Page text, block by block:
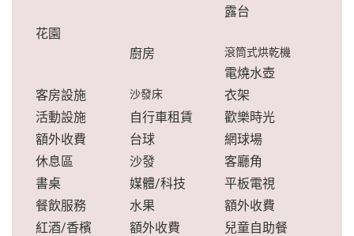
露台
花園
廚房
滾筒式烘乾機
電燒水壺
客房設施
沙發床
衣架
活動設施
自行車租賃
歡樂時光
額外收費
台球
網球場
休息區
沙發
客廳角
書桌
媒體/科技
平板電視
餐飲服務
水果
額外收費
紅酒/香檳
額外收費
兒童自助餐